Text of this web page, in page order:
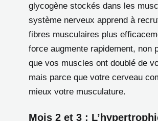
glycogène stockés dans les
système nerveux apprend à
fibres musculaires plus
force augmente rapidement, non
que vos muscles ont doublé de
mais parce que votre cerveau
mieux votre musculature.
Mois 2 et 3 :